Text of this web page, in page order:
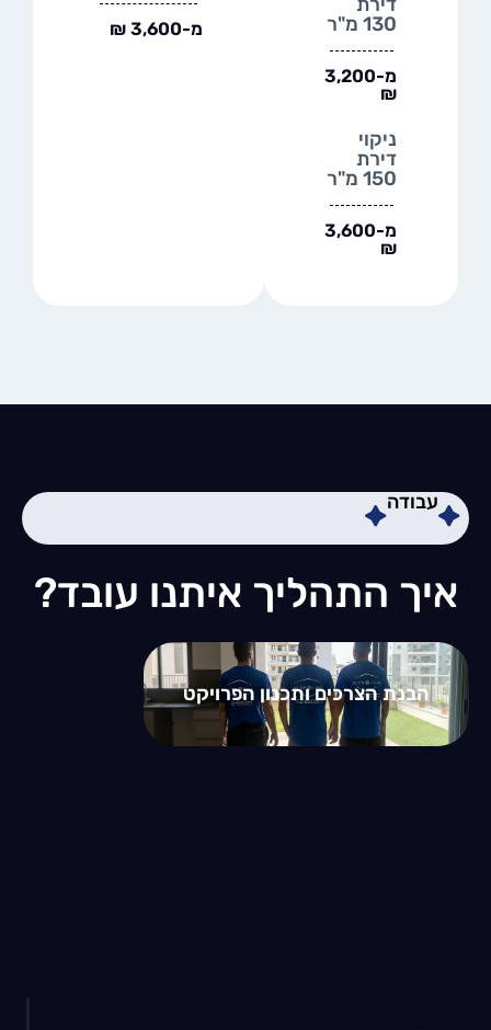
130 מ"ר
מ-3,200
₪
ניקוי
דירת
150 מ"ר
מ-3,600
₪
מ-3,600 ₪
עבודה
איך התהליך איתנו עובד?
הבנת הצרכים ותכנון הפרויקט